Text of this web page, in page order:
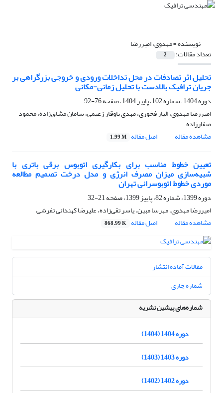
نویسنده =مهدوی، امیررضا
تعداد مقالات: 2
تحلیل اثر تصادفات در محل تداخلات ورودی و خروجی بزرگراهی بر
جریان ترافیک بالادست با تحلیل زمانی-مکانی
دوره 1404، شماره 102، پاییز 1404، صفحه
76-92
امیررضا مهدوی، الیار فخوری، مهدی باوقار زعیمی، سامان مشاق‌زاده، محمود
صفارزاده
مشاهده مقاله
اصل مقاله 1.99 M
تعیین خطوط مناسب برای بکارگیری اتوبوس برقی باتری با
شبیه‌سازی میزان مصرف انرژی و مدل درخت تصمیم مطالعه
موردی خطوط اتوبوسرانی تهران
دوره 1399، شماره 82، پاییز 1399، صفحه
21-32
امیررضا مهدوی، مهرسا مبین، یاسر تقی‌زاده، علیرضا کهندانی تفرشی
مشاهده مقاله
اصل مقاله 868.99 K
مقالات آماده انتشار
شماره جاری
شماره‌های پیشین نشریه
دوره 1404 (1404)
دوره 1403 (1403)
دوره 1402 (1402)